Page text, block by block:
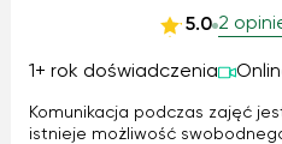
5.0 2
1+ rok doświadczenia
Komunikacja podczas zajęć
istnieje możliwość